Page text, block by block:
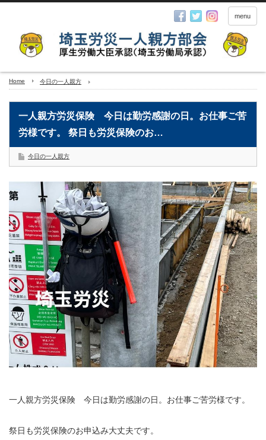
menu
Home 今日の一人親方
一人親方労災保険 今日は勤労感謝の日。お仕事ご苦
労様です。 祭日も労災保険のお…
今日の一人親方
一人親方労災保険 今日は勤労感謝の日。お仕事ご苦労様です。
祭日も労災保険のお申込み大丈夫です。